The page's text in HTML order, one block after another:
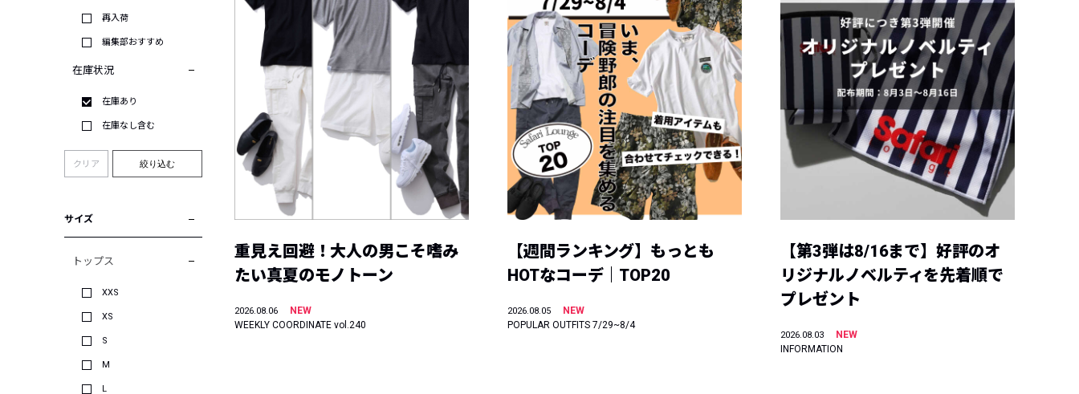
再入荷
編集部おすすめ
在庫状況
在庫あり
在庫なし含む
クリア 絞り込む
サイズ
トップス
XXS
XS
S
M
L
重見え回避！大人の男こそ嗜み
たい真夏のモノトーン
2026.08.06
NEW
WEEKLY COORDINATE vol.240
【週間ランキング】もっとも
HOTなコーデ｜TOP20
2026.08.05
NEW
POPULAR OUTFITS 7/29~8/4
【第3弾は8/16まで】好評のオ
リジナルノベルティを先着順で
プレゼント
2026.08.03
NEW
INFORMATION